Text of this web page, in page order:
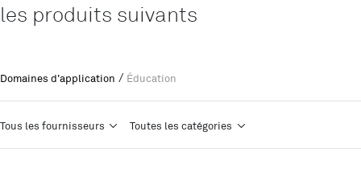
les produits suivants
Domaines d'application / Éducation
Tous les fournisseurs Toutes les catégories